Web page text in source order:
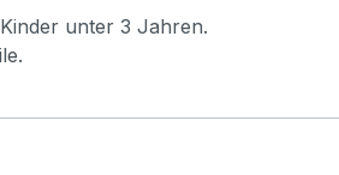
unter 3 Jahren.